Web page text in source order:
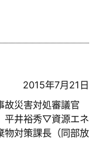
2015年7月21日
災害対処審議官
平井裕秀▽資源エネ
物対策課長（同部放